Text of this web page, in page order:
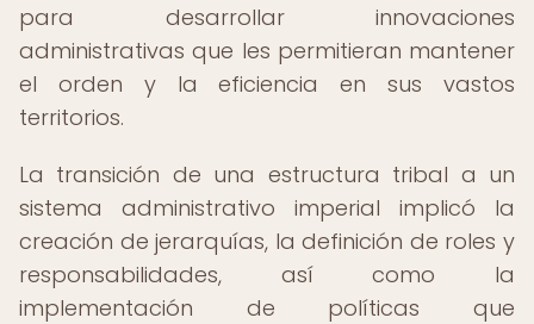
para desarrollar innovaciones
administrativas que les permitieran mantener
el orden y la eficiencia en sus vastos
territorios.
La transición de una estructura tribal a un
sistema administrativo imperial implicó la
creación de jerarquías, la definición de roles y
responsabilidades, así como la
implementación de políticas que